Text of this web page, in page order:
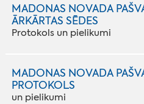
MADONAS NOVADA
ĀRKĀRTAS SĒDES
Protokols un pielikumi
MADONAS NOVADA
PROTOKOLS
un pielikumi